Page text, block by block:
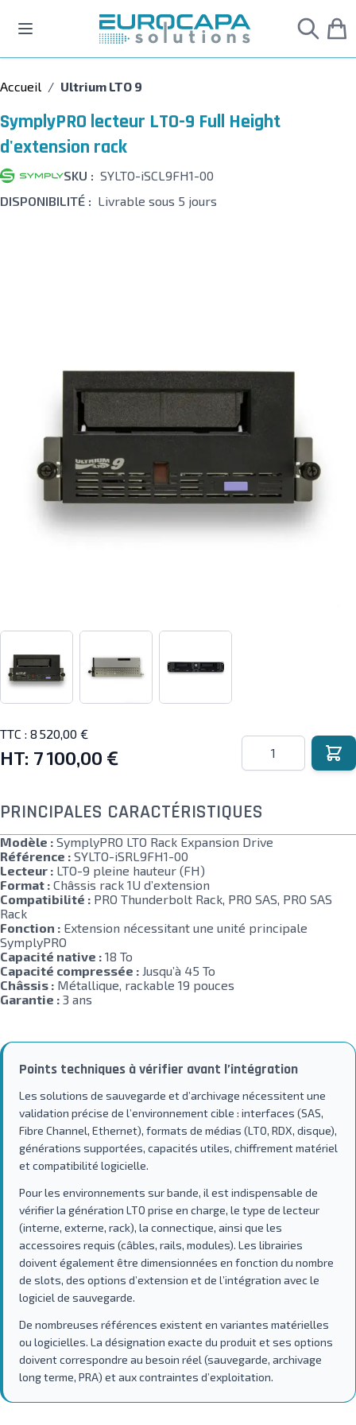
Accueil / Ultrium LTO 9
SymplyPRO lecteur LTO-9 Full Height
d'extension rack
SKU : SYLTO-iSCL9FH1-00
DISPONIBILITÉ : Livrable sous 5 jours
TTC : 8 520,00 €
HT: 7 100,00 €
Quantité
PRINCIPALES CARACTÉRISTIQUES
Modèle : SymplyPRO LTO Rack Expansion Drive
Référence : SYLTO-iSRL9FH1-00
Lecteur : LTO-9 pleine hauteur (FH)
Format : Châssis rack 1U d’extension
Compatibilité : PRO Thunderbolt Rack, PRO SAS, PRO SAS
Rack
Fonction : Extension nécessitant une unité principale
SymplyPRO
Capacité native : 18 To
Capacité compressée : Jusqu’à 45 To
Châssis : Métallique, rackable 19 pouces
Garantie : 3 ans
Points techniques à vérifier avant l’intégration
Les solutions de sauvegarde et d’archivage nécessitent une
validation précise de l’environnement cible : interfaces (SAS,
Fibre Channel, Ethernet), formats de médias (LTO, RDX, disque),
générations supportées, capacités utiles, chiffrement matériel
et compatibilité logicielle.
Pour les environnements sur bande, il est indispensable de
vérifier la génération LTO prise en charge, le type de lecteur
(interne, externe, rack), la connectique, ainsi que les
accessoires requis (câbles, rails, modules). Les librairies
doivent également être dimensionnées en fonction du nombre
de slots, des options d’extension et de l’intégration avec le
logiciel de sauvegarde.
De nombreuses références existent en variantes matérielles
ou logicielles. La désignation exacte du produit et ses options
doivent correspondre au besoin réel (sauvegarde, archivage
long terme, PRA) et aux contraintes d’exploitation.